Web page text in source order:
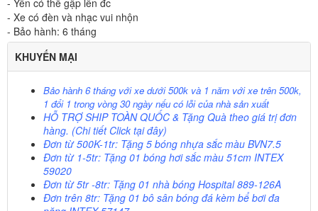
- Yên có thể gập lên đc
- Xe có đèn và nhạc vui nhộn
- Bảo hành: 6 tháng
KHUYẾN MẠI
Bảo hành 6 tháng với xe dưới 500k và 1 năm với xe trên 500k,
1 đổi 1 trong vòng 30 ngày nếu có lỗi của nhà sản xuất
HỖ TRỢ SHIP TOÀN QUỐC & Tặng Quà theo giá trị đơn
hàng. (Chi tiết Click tại đây)
Đơn từ 500K-1tr: Tặng 5 bóng nhựa sắc màu BVN7.5
Đơn từ 1-5tr: Tặng 01 bóng hơi sắc màu 51cm INTEX
59020
Đơn từ 5tr -8tr: Tặng 01 nhà bóng Hospital 889-126A
Đơn trên 8tr: Tặng 01 bô sân bóng đá kèm bể bơi đa